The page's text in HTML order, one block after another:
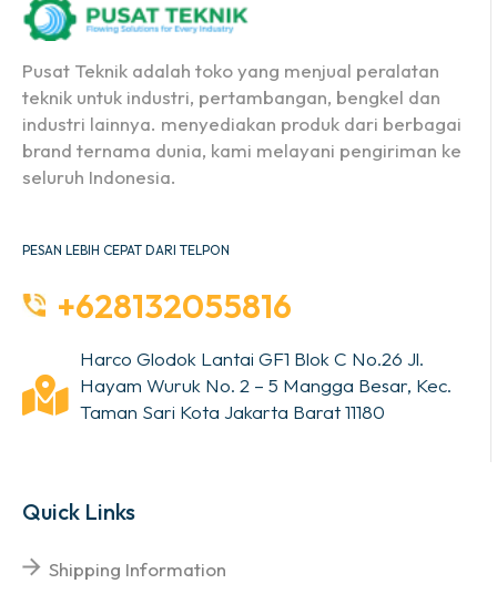
Pusat Teknik adalah toko yang menjual peralatan
teknik untuk industri, pertambangan, bengkel dan
industri lainnya. menyediakan produk dari berbagai
brand ternama dunia, kami melayani pengiriman ke
seluruh Indonesia.
PESAN LEBIH CEPAT DARI TELPON
+628132055816
Harco Glodok Lantai GF1 Blok C No.26 Jl.
Hayam Wuruk No. 2 – 5 Mangga Besar, Kec.
Taman Sari Kota Jakarta Barat 11180
Quick Links
Shipping Information